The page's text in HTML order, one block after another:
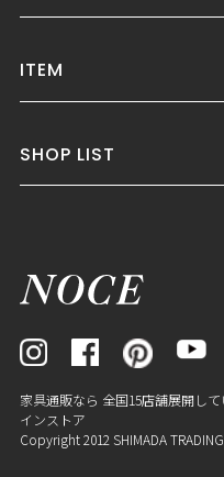
ITEM
SHOP LIST
家具通販なら 全国15店舗展開し
インストア
Copyright 2012 SHIMADA